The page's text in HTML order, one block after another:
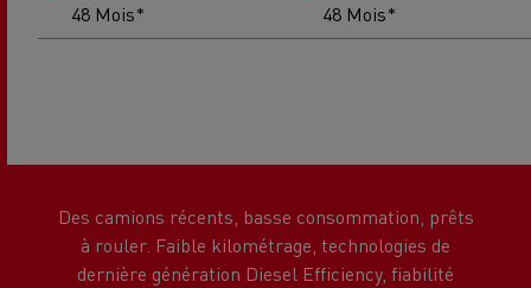
48 Mois*
48 Mois*
Des camions récents, basse consommation, prêts
à rouler. Faible kilométrage, technologies de
dernière génération Diesel Efficiency, fiabilité